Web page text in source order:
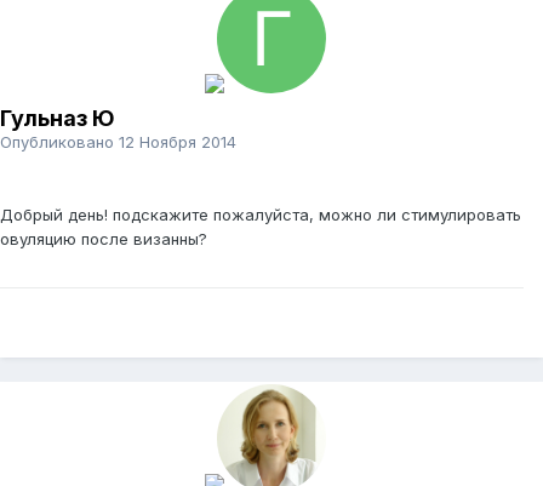
Гульназ Ю
Опубликовано 12 Ноября 2014
Добрый день! подскажите пожалуйста, можно ли стимулировать
овуляцию после визанны?